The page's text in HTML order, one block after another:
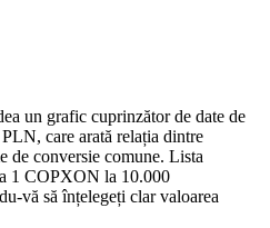
un grafic cuprinzător de date de
care arată relația dintre
de conversie comune. Lista
1 COPXON la 10.000
vă să înțelegeți clar valoarea